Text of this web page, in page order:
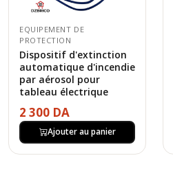
EQUIPEMENT DE
PROTECTION
Dispositif d'extinction
automatique d'incendie
par aérosol pour
tableau électrique
2 300 DA
Ajouter au panier